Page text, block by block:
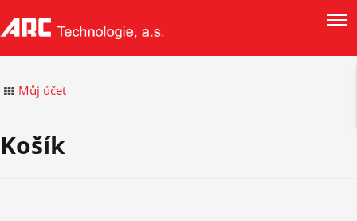
Můj účet
Košík